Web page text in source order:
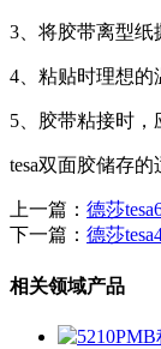
3、将胶带离型纸
4、粘贴时理想的
5、胶带粘接时
tesa双面胶储存
上一篇： 德莎
下一篇： 德莎
相关领域产品